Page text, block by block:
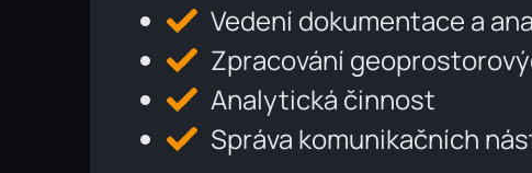
Vedení dokumentace a
Zpracování
Analytická činnost
Správa komunikačních